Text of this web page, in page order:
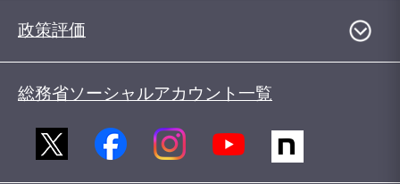
政策評価
総務省ソーシャルアカウント一覧